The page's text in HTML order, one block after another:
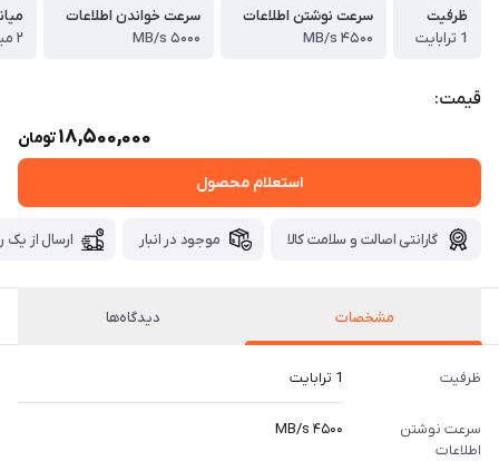
ظرفیت
1 ترابایت
سرعت نوشتن اطلاعات
۴۵۰۰ MB/s
سرعت خواندن اطلاعات
۵۰۰۰ MB/s
۲ میلیون ساعت
قیمت:
18,500,000تومان
استعلام محصول
گارانتی اصالت و سلامت کالا موجود در انبار ارسال از یک
مشخصات دیدگاه‌ها
ظرفیت 1 ترابایت
سرعت نوشتن
اطلاعات
۴۵۰۰ MB/s